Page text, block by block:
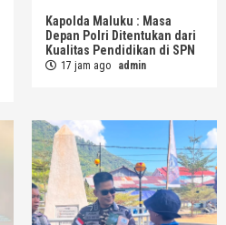
Kapolda Maluku : Masa
Depan Polri Ditentukan dari
Kualitas Pendidikan di SPN
17 jam ago admin